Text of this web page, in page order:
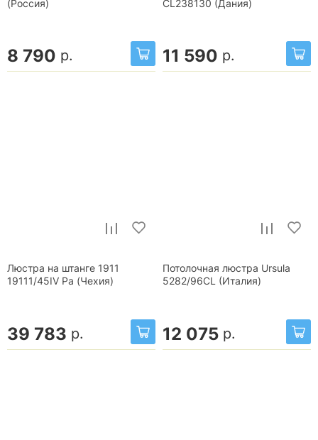
(Россия)
8 790 р.
CL238130 (Дания)
11 590 р.
Люстра на штанге 1911
19111/45IV Pa (Чехия)
39 783 р.
Потолочная люстра Ursula
5282/96CL (Италия)
12 075 р.